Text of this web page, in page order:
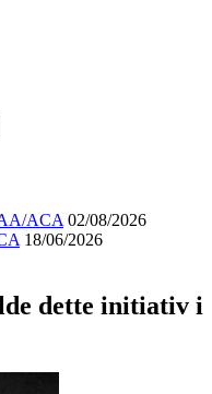
ACA 02/08/2026
18/06/2026
dette initiativ i